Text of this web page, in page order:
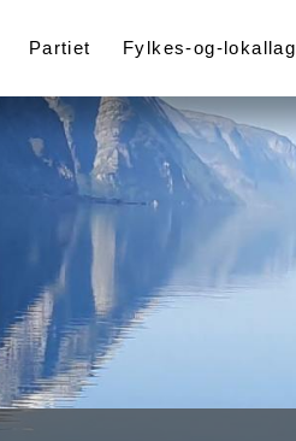
Partiet Fylkes-og-lokallag